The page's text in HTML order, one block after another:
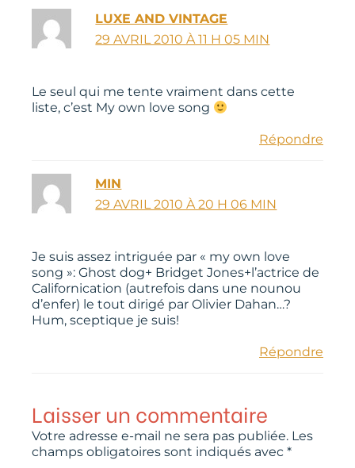
LUXE AND VINTAGE
29 AVRIL 2010 À 11 H 05 MIN
Le seul qui me tente vraiment dans cette
liste, c’est My own love song
Répondre
MIN
29 AVRIL 2010 À 20 H 06 MIN
Je suis assez intriguée par « my own love
song »: Ghost dog+ Bridget Jones+l’actrice de
Californication (autrefois dans une nounou
d’enfer) le tout dirigé par Olivier Dahan…?
Hum, sceptique je suis!
Répondre
Laisser un commentaire
Votre adresse e-mail ne sera pas publiée. Les
champs obligatoires sont indiqués avec *